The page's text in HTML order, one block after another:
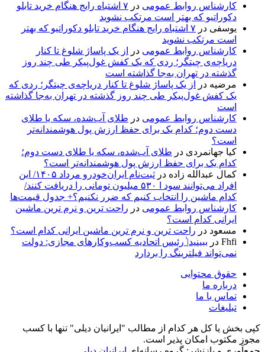
کارشناس روابط عمومی در
۷ اشتباه رایج هنگام خرید تابلو
دکوراتیو که بهتر است مرتکب نشوید
یوسفی در
۷ اشتباه رایج هنگام خرید تابلو دکوراتیو که بهتر
است مرتکب نشوید
کارشناس روابط عمومی در
از یک پاساژ شلوغ تا کنار
دریاچه‌ی چیتگر؛ ردی که یک کفش غول‌پیکر طی چند روز
گذشته در تهران به‌جا گذاشته است
مرضیه در
از یک پاساژ شلوغ تا کنار دریاچه‌ی چیتگر؛ ردی که
یک کفش غول‌پیکر طی چند روز گذشته در تهران به‌جا گذاشته
است
کارشناس روابط عمومی در طلای آب‌شده، سکه یا طلای
دست دوم؛ کدام یک برای حفظ ارزش پول هوشمندانه‌تر
است؟
کیا جهانمردی در طلای آب‌شده، سکه یا طلای دست دوم؛
کدام یک برای حفظ ارزش پول هوشمندانه‌تر است؟
کمال عبدالله زاده در
ثبت‌نام ایران‌خودرو مرداد ۱۴۰۵/ این
افراد می‌توانند سود ا ۵۳۰ میلیون تومانی را دریافت کنند/
کدام ماشین را انتخاب کنیم که ضرر نکنیم؟+ جدول قیمت‌ها
کارشناس روابط عمومی در راحت ترین و نرم ترین ماشین
ایرانی کدام است؟
مسعود در راحت ترین و نرم ترین ماشین ایرانی کدام است؟
Fhfi در ببینید| ٰرئیس اتحادیه کسب‌وکارهای مجازی: دولت
نمی‌تواند فیلترینگ را بردارد
حقوق محتوایی
درباره ما
تماس با ما
تبلیغات
کپی بخش یا کل هر کدام از مطالب "ایرانیان دیلی" تنها با کسب
مجوز مکتوب امکان پذیر است.